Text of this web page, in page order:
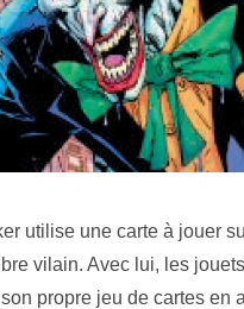
utilise une carte à jouer
vilain. Avec lui, les
propre jeu de cartes en